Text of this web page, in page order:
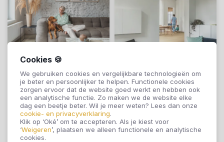
Cookies 🍪
We gebruiken cookies en vergelijkbare technologieën om
je beter en persoonlijker te helpen. Functionele cookies
zorgen ervoor dat de website goed werkt en hebben ook
een analytische functie. Zo maken we de website elke
dag een beetje beter. Wil je meer weten? Lees dan onze
cookie- en privacyverklaring.
Klik op ‘Oké’ om te accepteren. Als je kiest voor
‘Weigeren’, plaatsen we alleen functionele en analytische
cookies.
Quick-Step Click
Alpha Rigid Illume
Zandsteenbeton
AVMTU40274
€57,95
Quick-Step Click
Alpha Rigid Illume
Zachte Lucht
AVMTU40325
€57,95